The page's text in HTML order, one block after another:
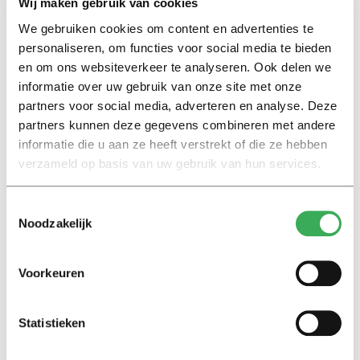
Wij maken gebruik van cookies
We gebruiken cookies om content en advertenties te
personaliseren, om functies voor social media te bieden
en om ons websiteverkeer te analyseren. Ook delen we
informatie over uw gebruik van onze site met onze
partners voor social media, adverteren en analyse. Deze
partners kunnen deze gegevens combineren met andere
informatie die u aan ze heeft verstrekt of die ze hebben
verzameld op basis van uw gebruik van hun services.
Noodzakelijk
Voorkeuren
Statistieken
geneigd om slechte daden door de vingers te zien. Ons
morele kompas lijkt dan ineens minder goed te werken.’
Bij Borsato ziet ze dat duidelijk gebeuren. Na jaren van
stilte verscheen hij opnieuwin de media , met een
framing die vooral draaide om zijn terugkeer. ‘Dan gaat
het ineens over hoe zwaar híj het heeft gehad, hoe erg
híj gemist werd. Niet over het meisje, niet over haar
Een andere manier om het niet over de inhoud van
wangedrag te hoeven hebben, is via het argument dat
de kunst losstaat van de maker. Bij artiesten als Michael
Jackson klinkt dan al snel:
de kunst is groter dan de mens